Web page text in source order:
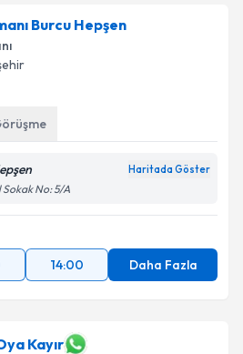
Burcu Hepşen
Haritada Göster
No: 5/A
14:00 Daha Fazla
Kayır